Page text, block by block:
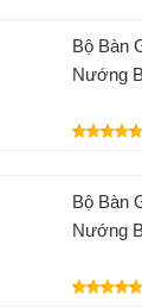
Bộ Bàn
Nướng
Bộ Bàn
Nướng